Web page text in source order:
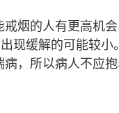
烟的人有更高机
现缓解的可能较小
，所以病人不应